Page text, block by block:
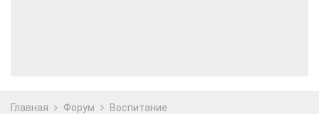
Главная Форум Воспитание